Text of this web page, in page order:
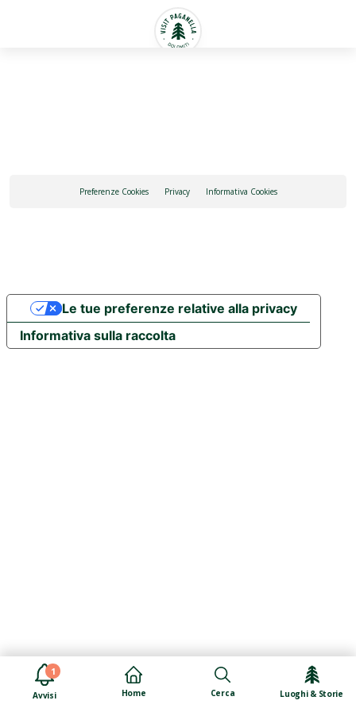
1
Avvisi Home Cerca Luoghi & Storie
Preferenze Cookies Privacy Informativa Cookies
Informativa sulla raccolta
Le tue preferenze relative alla privacy